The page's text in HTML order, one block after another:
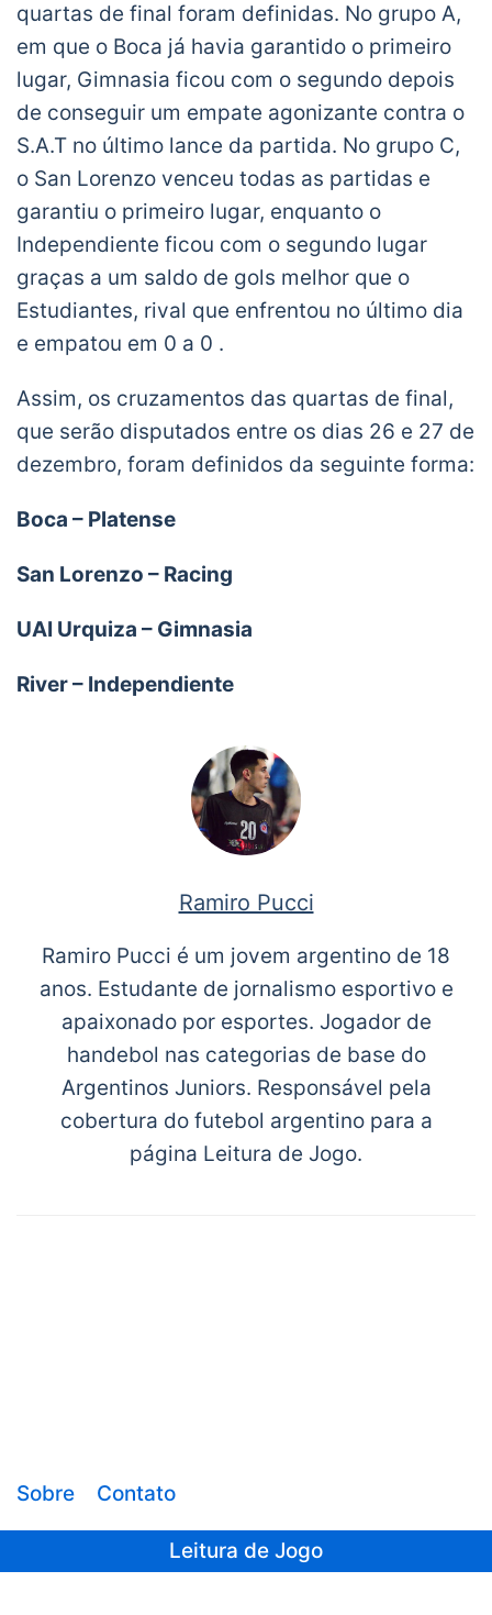
quartas de final foram definidas. No grupo A,
em que o Boca já havia garantido o primeiro
lugar, Gimnasia ficou com o segundo depois
de conseguir um empate agonizante contra o
S.A.T no último lance da partida. No grupo C,
o San Lorenzo venceu todas as partidas e
garantiu o primeiro lugar, enquanto o
Independiente ficou com o segundo lugar
graças a um saldo de gols melhor que o
Estudiantes, rival que enfrentou no último dia
e empatou em 0 a 0 .
Assim, os cruzamentos das quartas de final,
que serão disputados entre os dias 26 e 27 de
dezembro, foram definidos da seguinte forma:
Boca – Platense
San Lorenzo – Racing
UAI Urquiza – Gimnasia
River – Independiente
Ramiro Pucci
Ramiro Pucci é um jovem argentino de 18
anos. Estudante de jornalismo esportivo e
apaixonado por esportes. Jogador de
handebol nas categorias de base do
Argentinos Juniors. Responsável pela
cobertura do futebol argentino para a
página Leitura de Jogo.
Sobre Contato
Leitura de Jogo